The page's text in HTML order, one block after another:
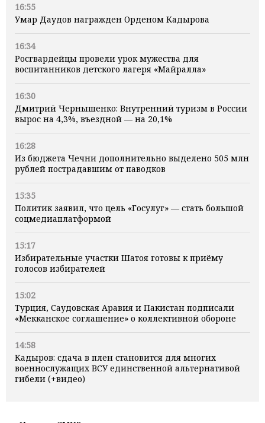
16:55
Умар Даудов награжден Орденом Кадырова
16:34
Росгвардейцы провели урок мужества для
воспитанников детского лагеря «Майралла»
16:30
Дмитрий Чернышенко: Внутренний туризм в России
вырос на 4,3%, въездной — на 20,1%
16:28
Из бюджета Чечни дополнительно выделено 505 млн
рублей пострадавшим от паводков
15:35
Политик заявил, что цель «Госулуг» — стать большой
соцмедиаплатформой
15:17
Избирательные участки Шатоя готовы к приёму
голосов избирателей
15:02
Турция, Саудовская Аравия и Пакистан подписали
«Мекканское соглашение» о коллективной обороне
14:58
Кадыров: сдача в плен становится для многих
военнослужащих ВСУ единственной альтернативой
гибели (+видео)